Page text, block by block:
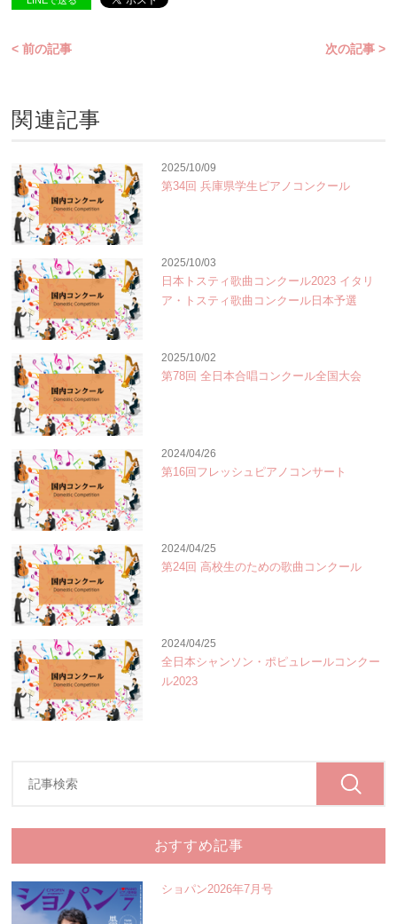
< 前の記事 次の記事 >
関連記事
2025/10/09
第34回 兵庫県学生ピアノコンクール
2025/10/03
日本トスティ歌曲コンクール2023 イタリ
ア・トスティ歌曲コンクール日本予選
2025/10/02
第78回 全日本合唱コンクール全国大会
2024/04/26
第16回フレッシュピアノコンサート
2024/04/25
第24回 高校生のための歌曲コンクール
2024/04/25
全日本シャンソン・ポピュレールコンクー
ル2023
おすすめ記事
ショパン2026年7月号